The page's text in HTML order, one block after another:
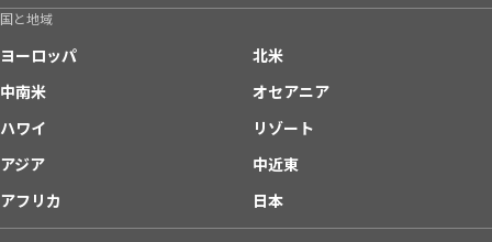
国と地域
ヨーロッパ
北米
中南米
オセアニア
ハワイ
リゾート
アジア
中近東
アフリカ
日本